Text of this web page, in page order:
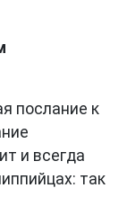
послание к
и всегда
так